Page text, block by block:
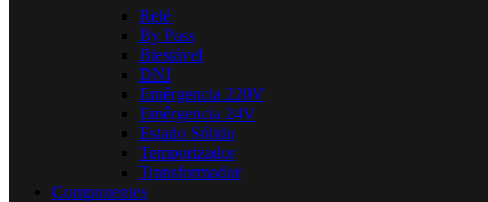
Relé
By Pass
Biestável
DNI
Emêrgencia 220V
Emêrgencia 24V
Estado Sólido
Temporizador
Transformador
Componentes